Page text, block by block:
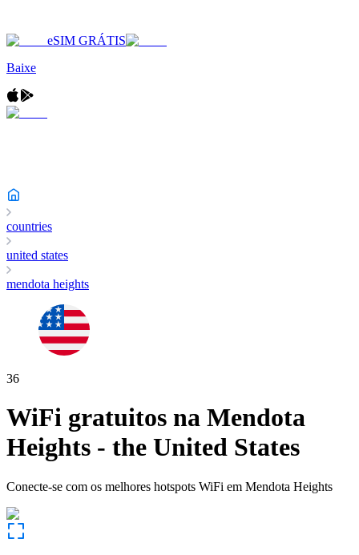
eSIM GRÁTIS
Baixe
countries
united states
mendota heights
36
WiFi gratuitos na Mendota
Heights - the United States
Conecte-se com os melhores hotspots WiFi em Mendota Heights